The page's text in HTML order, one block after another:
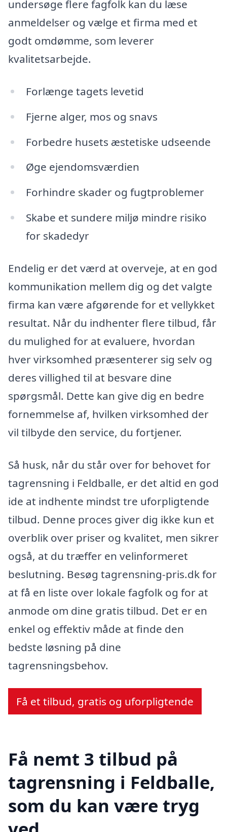
undersøge flere fagfolk kan du læse
anmeldelser og vælge et firma med et
godt omdømme, som leverer
kvalitetsarbejde.
Forlænge tagets levetid
Fjerne alger, mos og snavs
Forbedre husets æstetiske udseende
Øge ejendomsværdien
Forhindre skader og fugtproblemer
Skabe et sundere miljø mindre risiko
for skadedyr
Endelig er det værd at overveje, at en god
kommunikation mellem dig og det valgte
firma kan være afgørende for et vellykket
resultat. Når du indhenter flere tilbud, får
du mulighed for at evaluere, hvordan
hver virksomhed præsenterer sig selv og
deres villighed til at besvare dine
spørgsmål. Dette kan give dig en bedre
fornemmelse af, hvilken virksomhed der
vil tilbyde den service, du fortjener.
Så husk, når du står over for behovet for
tagrensning i Feldballe, er det altid en god
ide at indhente mindst tre uforpligtende
tilbud. Denne proces giver dig ikke kun et
overblik over priser og kvalitet, men sikrer
også, at du træffer en velinformeret
beslutning. Besøg tagrensning-pris.dk for
at få en liste over lokale fagfolk og for at
anmode om dine gratis tilbud. Det er en
enkel og effektiv måde at finde den
bedste løsning på dine
tagrensningsbehov.
Få et tilbud, gratis og uforpligtende
Få nemt 3 tilbud på
tagrensning i Feldballe,
som du kan være tryg